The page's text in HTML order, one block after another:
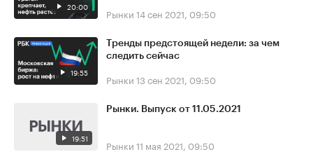
20:00 Рынки 14 сен 2021, 09:50
19:55
Тренды предстоящей недели: за чем
следить сейчас
Рынки 13 сен 2021, 09:50
19:51
Рынки. Выпуск от 11.05.2021
Рынки 11 мая 2021, 09:50